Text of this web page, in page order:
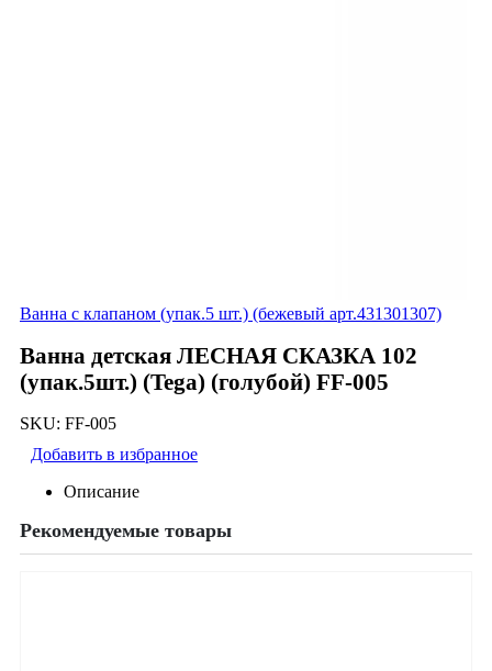
Ванна с клапаном (упак.5 шт.) (бежевый арт.431301307)
Ванна детская ЛЕСНАЯ СКАЗКА 102
(упак.5шт.) (Tega) (голубой) FF-005
SKU: FF-005
Добавить в избранное
Описание
Рекомендуемые товары